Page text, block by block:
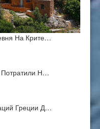
На Крите…
Потратили Н…
Греции Д…